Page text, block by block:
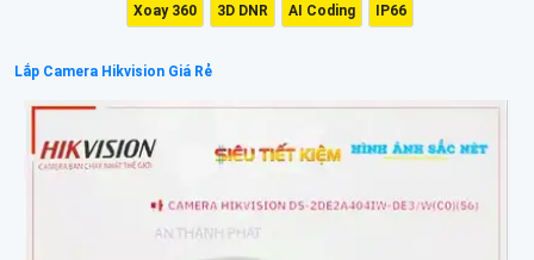
Xoay 360 3D DNR AI Coding IP66
Lắp Camera Hikvision Giá Rẻ